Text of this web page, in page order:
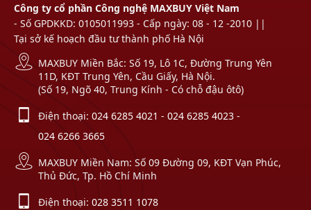
Công ty cổ phần Công nghệ MAXBUY Việt Nam
- Số GPDKKD: 0105011993 - Cấp ngày: 08 - 12 -2010 ||
Tại sở kế hoạch đầu tư thành phố Hà Nội
MAXBUY Miền Bắc: Số 19, Lô 1C, Đường Trung Yên
11D, KĐT Trung Yên, Cầu Giấy, Hà Nội.
(Số 19, Ngõ 40, Trung Kính - Có chỗ đậu ôtô)
Điện thoại: 024 6285 4021 - 024 6285 4023 -
024 6266 3665
MAXBUY Miền Nam: Số 09 Đường 09, KĐT Vạn Phúc,
Thủ Đức, Tp. Hồ Chí Minh
Điện thoại: 028 3511 1078